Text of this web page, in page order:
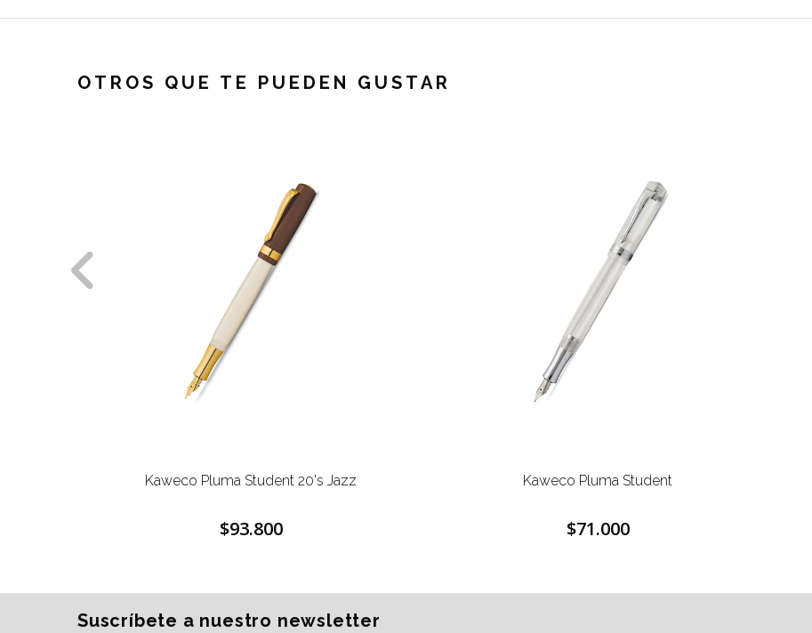
OTROS QUE TE PUEDEN GUSTAR
Kaweco Pluma Student Kaweco Pluma Student 70's Soul
Suscríbete a nuestro newsletter